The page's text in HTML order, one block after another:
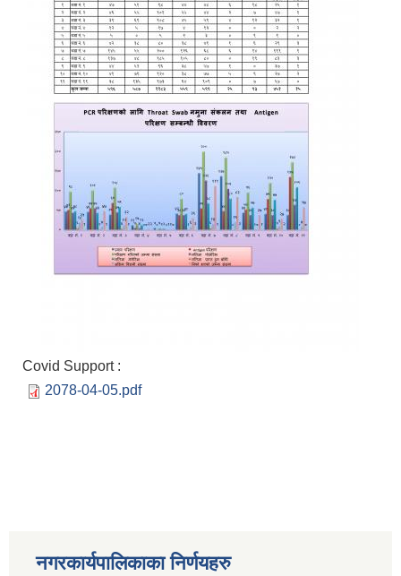
Covid Support :
2078-04-05.pdf
नगरकार्यपालिकाका निर्णयहरु